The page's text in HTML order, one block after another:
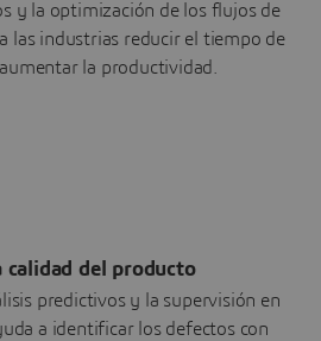
y la optimización de los flujos de
las industrias reducir el tiempo de
la productividad.
calidad del producto
predictivos y la supervisión en
a identificar los defectos con